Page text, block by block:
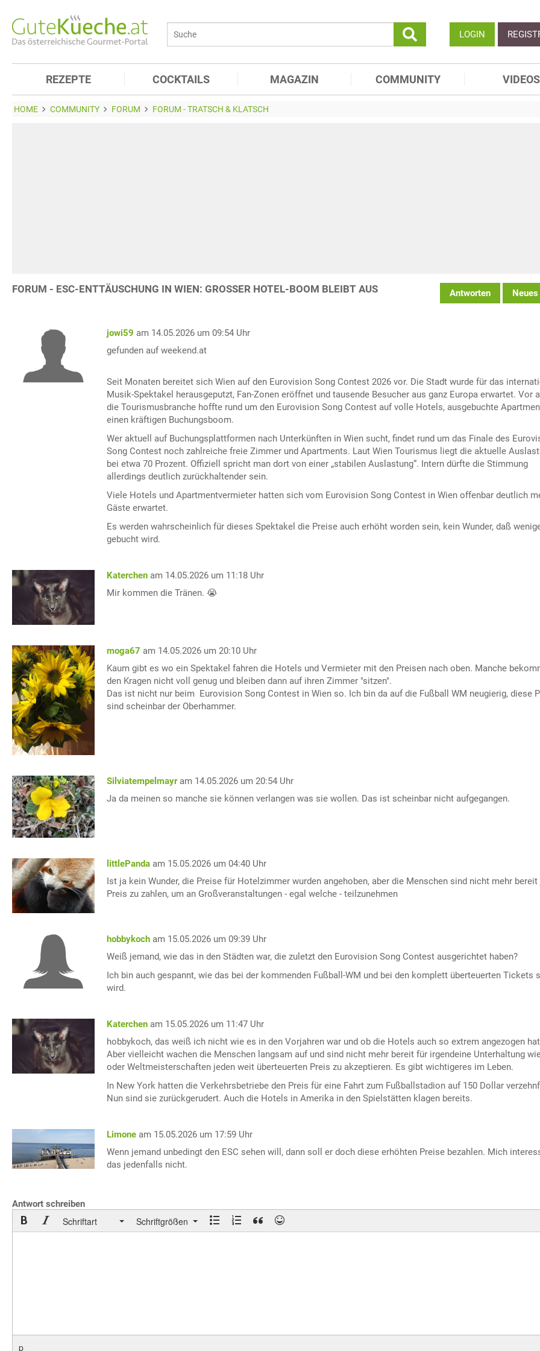
LOGIN
REZEPTE COCKTAILS MAGAZIN COMMUNITY VIDEOS
HOME COMMUNITY FORUM FORUM - TRATSCH & KLATSCH
FORUM - ESC-ENTTÄUSCHUNG IN WIEN: GROSSER HOTEL-BOOM BLEIBT AUS Antworten
jowi59 am 14.05.2026 um 09:54 Uhr
gefunden auf weekend.at
Seit Monaten bereitet sich Wien auf den Eurovision Song Contest 2026 vor. Die Stadt wurde für das
Musik-Spektakel herausgeputzt, Fan-Zonen eröffnet und tausende Besucher aus ganz Europa erwartet. Vor
die Tourismusbranche hoffte rund um den Eurovision Song Contest auf volle Hotels, ausgebuchte
einen kräftigen Buchungsboom.
Wer aktuell auf Buchungsplattformen nach Unterkünften in Wien sucht, findet rund um das Finale des
Song Contest noch zahlreiche freie Zimmer und Apartments. Laut Wien Tourismus liegt die aktuelle
bei etwa 70 Prozent. Offiziell spricht man dort von einer „stabilen Auslastung“. Intern dürfte die Stimmung
allerdings deutlich zurückhaltender sein.
Viele Hotels und Apartmentvermieter hatten sich vom Eurovision Song Contest in Wien offenbar deutlich
Gäste erwartet.
Es werden wahrscheinlich für dieses Spektakel die Preise auch erhöht worden sein, kein Wunder, daß
gebucht wird.
Katerchen am 14.05.2026 um 11:18 Uhr
Mir kommen die Tränen. 😭
moga67 am 14.05.2026 um 20:10 Uhr
Kaum gibt es wo ein Spektakel fahren die Hotels und Vermieter mit den Preisen nach oben. Manche
den Kragen nicht voll genug und bleiben dann auf ihren Zimmer "sitzen".
Das ist nicht nur beim Eurovision Song Contest in Wien so. Ich bin da auf die Fußball WM neugierig, diese
sind scheinbar der Oberhammer.
Silviatempelmayr am 14.05.2026 um 20:54 Uhr
Ja da meinen so manche sie können verlangen was sie wollen. Das ist scheinbar nicht aufgegangen.
littlePanda am 15.05.2026 um 04:40 Uhr
Ist ja kein Wunder, die Preise für Hotelzimmer wurden angehoben, aber die Menschen sind nicht mehr bereit
Preis zu zahlen, um an Großveranstaltungen - egal welche - teilzunehmen
hobbykoch am 15.05.2026 um 09:39 Uhr
Weiß jemand, wie das in den Städten war, die zuletzt den Eurovision Song Contest ausgerichtet haben?
Ich bin auch gespannt, wie das bei der kommenden Fußball-WM und bei den komplett überteuerten Tickets
wird.
Katerchen am 15.05.2026 um 11:47 Uhr
hobbykoch, das weiß ich nicht wie es in den Vorjahren war und ob die Hotels auch so extrem angezogen
Aber vielleicht wachen die Menschen langsam auf und sind nicht mehr bereit für irgendeine Unterhaltung
oder Weltmeisterschaften jeden weit überteuerten Preis zu akzeptieren. Es gibt wichtigeres im Leben.
In New York hatten die Verkehrsbetriebe den Preis für eine Fahrt zum Fußballstadion auf 150 Dollar
Nun sind sie zurückgerudert. Auch die Hotels in Amerika in den Spielstätten klagen bereits.
Limone am 15.05.2026 um 17:59 Uhr
Wenn jemand unbedingt den ESC sehen will, dann soll er doch diese erhöhten Preise bezahlen. Mich
das jedenfalls nicht.
Antwort schreiben
Schriftart Schriftgrößen
p